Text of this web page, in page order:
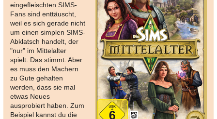
eingefleischten SIMS-
Fans sind enttäuscht,
weil es sich gerade nicht
um einen simplen SIMS-
Abklatsch handelt, der
"nur" im Mittelalter
spielt. Das stimmt. Aber
es muss den Machern
zu Gute gehalten
werden, dass sie mal
etwas Neues
ausprobiert haben. Zum
Beispiel kannst du die